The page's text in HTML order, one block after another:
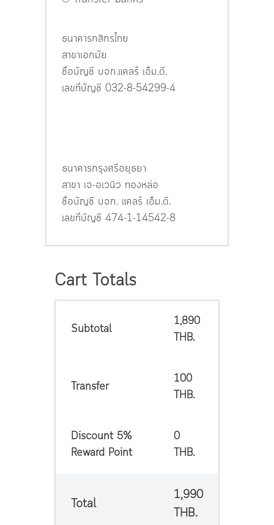
ธนาคารกสิกรไทย
สาขาเอกมัย
ชื่อบัญชี บจก.แคลร์ เอ็ม.ดี.
เลขที่บัญชี 032-8-54299-4
ธนาคารกรุงศรีอยุธยา
สาขา เจ-อเวนิว ทองหล่อ
ชื่อบัญชี บจก. แคลร์ เอ็ม.ดี.
เลขที่บัญชี 474-1-14542-8
Cart Totals
Subtotal
1,890
THB.
Transfer
100
THB.
Discount 5%
Reward Point
0
THB.
Total
1,990
THB.